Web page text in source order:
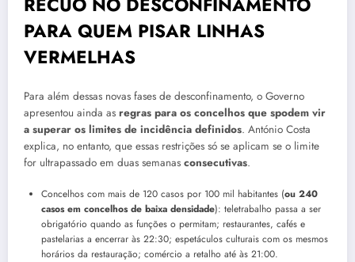
PARA QUEM PISAR LINHAS
VERMELHAS
Para além dessas novas fases de desconfinamento, o Governo
apresentou ainda as regras para os concelhos que spodem vir
a superar os limites de incidência definidos. António Costa
explica, no entanto, que essas restrições só se aplicam se o limite
for ultrapassado em duas semanas consecutivas.
Concelhos com mais de 120 casos por 100 mil habitantes (ou 240
casos em concelhos de baixa densidade): teletrabalho passa a ser
obrigatório quando as funções o permitam; restaurantes, cafés e
pastelarias a encerrar às 22:30; espetáculos culturais com os mesmos
horários da restauração; comércio a retalho até às 21:00.